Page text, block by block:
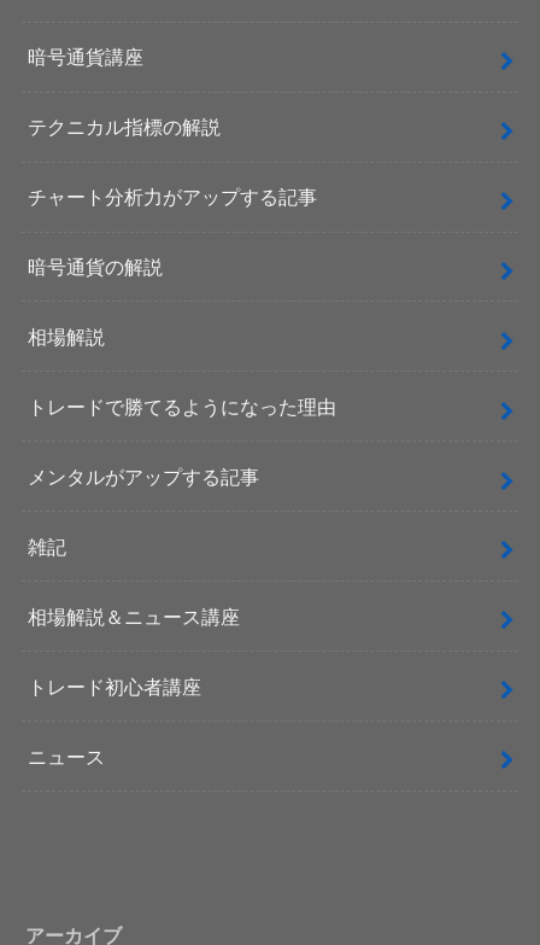
暗号通貨講座
テクニカル指標の解説
チャート分析力がアップする記事
暗号通貨の解説
相場解説
トレードで勝てるようになった理由
メンタルがアップする記事
雑記
相場解説＆ニュース講座
トレード初心者講座
ニュース
アーカイブ